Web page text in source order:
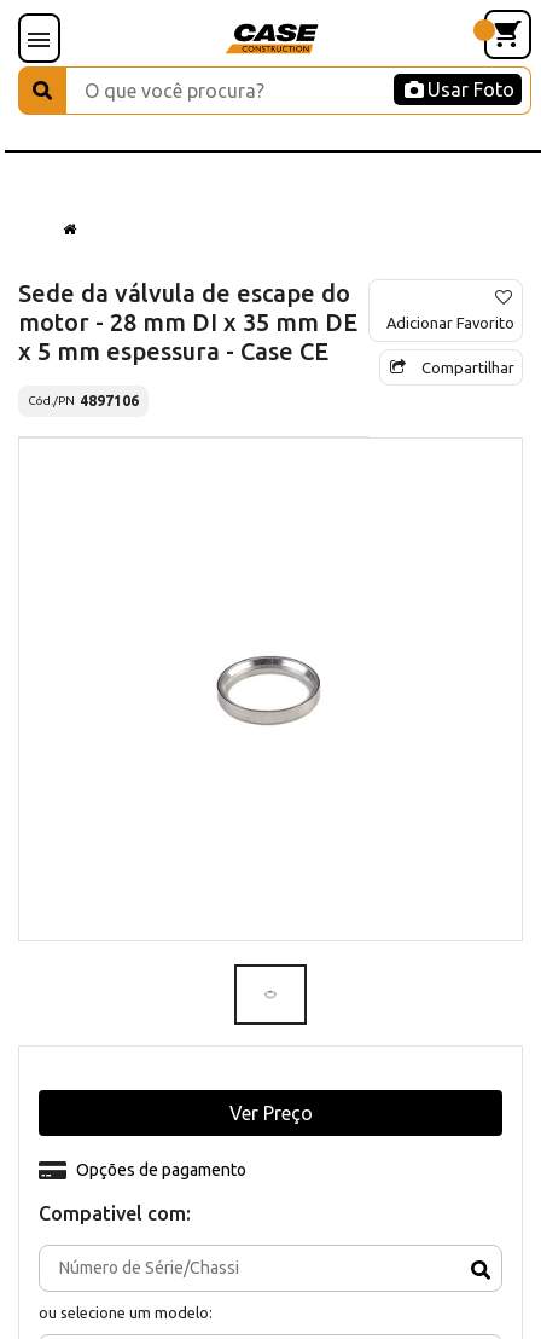
Usar Foto
Sede da válvula de escape do
motor - 28 mm DI x 35 mm DE
x 5 mm espessura - Case CE
Cód./PN 4897106
Adicionar Favorito
Compartilhar
Compativel com:
ou selecione um modelo:
Opções de pagamento
Ver Preço